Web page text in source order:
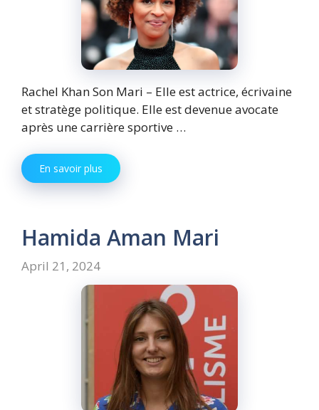
Rachel Khan Son Mari – Elle est actrice, écrivaine
et stratège politique. Elle est devenue avocate
après une carrière sportive …
En savoir plus
Hamida Aman Mari
April 21, 2024